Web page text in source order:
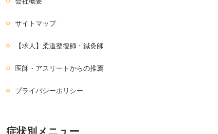
サイトマップ
【求人】柔道整復師・鍼灸師
医師・アスリートからの推薦
プライバシーポリシー
症状別メニュー